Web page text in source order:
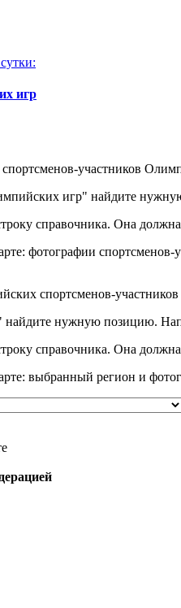
игр
участников
игр" найдите
справочника. Она должна
фотографии
спортсменов-
найдите нужную позицию.
справочника. Она должна
выбранный регион и